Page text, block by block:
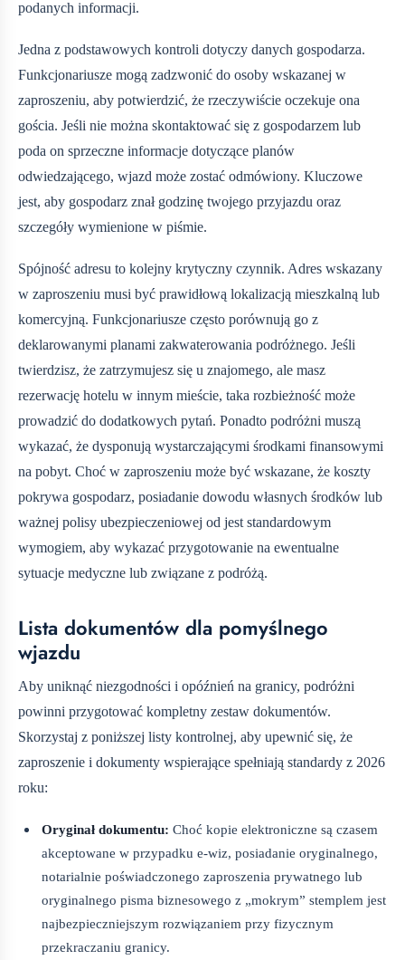
podanych informacji.
Jedna z podstawowych kontroli dotyczy danych gospodarza.
Funkcjonariusze mogą zadzwonić do osoby wskazanej w
zaproszeniu, aby potwierdzić, że rzeczywiście oczekuje ona
gościa. Jeśli nie można skontaktować się z gospodarzem lub
poda on sprzeczne informacje dotyczące planów
odwiedzającego, wjazd może zostać odmówiony. Kluczowe
jest, aby gospodarz znał godzinę twojego przyjazdu oraz
szczegóły wymienione w piśmie.
Spójność adresu to kolejny krytyczny czynnik. Adres wskazany
w zaproszeniu musi być prawidłową lokalizacją mieszkalną lub
komercyjną. Funkcjonariusze często porównują go z
deklarowanymi planami zakwaterowania podróżnego. Jeśli
twierdzisz, że zatrzymujesz się u znajomego, ale masz
rezerwację hotelu w innym mieście, taka rozbieżność może
prowadzić do dodatkowych pytań. Ponadto podróżni muszą
wykazać, że dysponują wystarczającymi środkami finansowymi
na pobyt. Choć w zaproszeniu może być wskazane, że koszty
pokrywa gospodarz, posiadanie dowodu własnych środków lub
ważnej polisy ubezpieczeniowej od jest standardowym
wymogiem, aby wykazać przygotowanie na ewentualne
sytuacje medyczne lub związane z podróżą.
Lista dokumentów dla pomyślnego
wjazdu
Aby uniknąć niezgodności i opóźnień na granicy, podróżni
powinni przygotować kompletny zestaw dokumentów.
Skorzystaj z poniższej listy kontrolnej, aby upewnić się, że
zaproszenie i dokumenty wspierające spełniają standardy z 2026
roku:
Oryginał dokumentu: Choć kopie elektroniczne są czasem
akceptowane w przypadku e-wiz, posiadanie oryginalnego,
notarialnie poświadczonego zaproszenia prywatnego lub
oryginalnego pisma biznesowego z „mokrym” stemplem jest
najbezpieczniejszym rozwiązaniem przy fizycznym
przekraczaniu granicy.